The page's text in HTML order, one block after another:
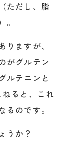
ただし、脂
ますが、
がグルテン
ルテニンと
ると、これ
るのです。
うか？